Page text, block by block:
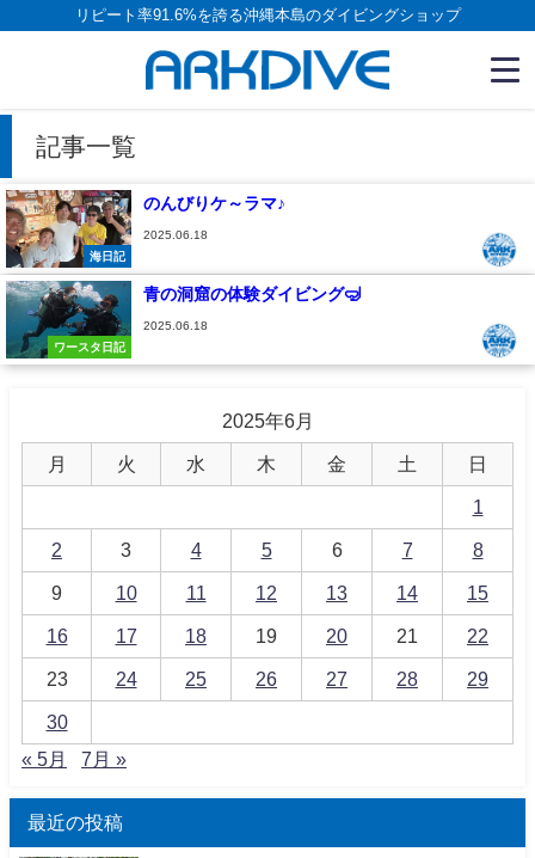
リピート率91.6%を誇る沖縄本島のダイビングショップ
記事一覧
海日記
のんびりケ～ラマ♪
2025.06.18
ワースタ日記
青の洞窟の体験ダイビング🤿
2025.06.18
2025年6月
月 火 水 木 金 土 日
1
2 3 4 5 6 7 8
9 10 11 12 13 14 15
16 17 18 19 20 21 22
23 24 25 26 27 28 29
30
« 5月
7月 »
最近の投稿